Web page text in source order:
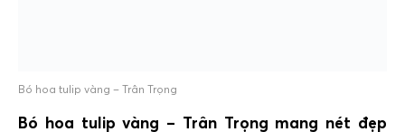
Bó hoa tulip vàng – Trân Trọng
Bó hoa tulip vàng – Trân Trọng mang nét đẹp